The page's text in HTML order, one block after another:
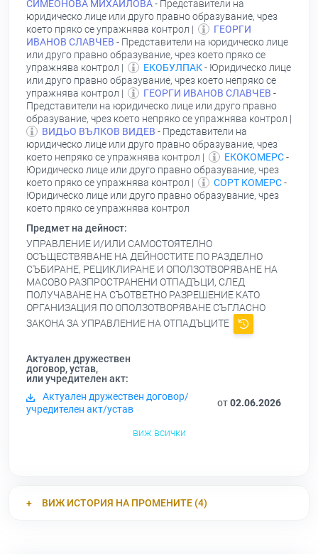
СИМЕОНОВА МИХАЙЛОВА- Представители на
юридическо лице или друго правно образувание, чрез
което пряко се упражнява контрол |
ГЕОРГИ
ИВАНОВ СЛАВЧЕВ - Представители на юридическо лице
или друго правно образувание, чрез което пряко се
упражнява контрол |
ЕКОБУЛПАК- Юридическо лице
или друго правно образувание, чрез което непряко се
упражнява контрол |
ГЕОРГИ ИВАНОВ СЛАВЧЕВ -
Представители на юридическо лице или друго правно
образувание, чрез което непряко се упражнява контрол |
ВИДЬО ВЪЛКОВ ВИДЕВ - Представители на
юридическо лице или друго правно образувание, чрез
което непряко се упражнява контрол |
ЕКОКОМЕРС-
Юридическо лице или друго правно образувание, чрез
което пряко се упражнява контрол |
СОРТ КОМЕРС-
Юридическо лице или друго правно образувание, чрез
което пряко се упражнява контрол
Предмет на дейност:
УПРАВЛЕНИЕ И/ИЛИ САМОСТОЯТЕЛНО
ОСЪЩЕСТВЯВАНЕ НА ДЕЙНОСТИТЕ ПО РАЗДЕЛНО
СЪБИРАНЕ, РЕЦИКЛИРАНЕ И ОПОЛЗОТВОРЯВАНЕ НА
МАСОВО РАЗПРОСТРАНЕНИ ОТПАДЪЦИ, СЛЕД
ПОЛУЧАВАНЕ НА СЪОТВЕТНО РАЗРЕШЕНИЕ КАТО
ОРГАНИЗАЦИЯ ПО ОПОЛЗОТВОРЯВАНЕ СЪГЛАСНО
ЗАКОНА ЗА УПРАВЛЕНИЕ НА ОТПАДЪЦИТЕ
Актуален дружествен
договор, устав,
или учредителен акт:
Актуален дружествен договор/
учредителен акт/устав
от02.06.2026
виж всички
ВИЖ ИСТОРИЯ НА ПРОМЕНИТЕ (4)